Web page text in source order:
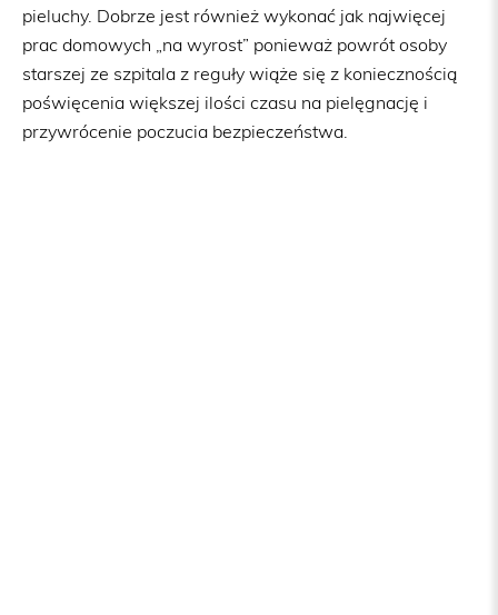
pieluchy. Dobrze jest również wykonać jak najwięcej
prac domowych „na wyrost” ponieważ powrót osoby
starszej ze szpitala z reguły wiąże się z koniecznością
poświęcenia większej ilości czasu na pielęgnację i
przywrócenie poczucia bezpieczeństwa.